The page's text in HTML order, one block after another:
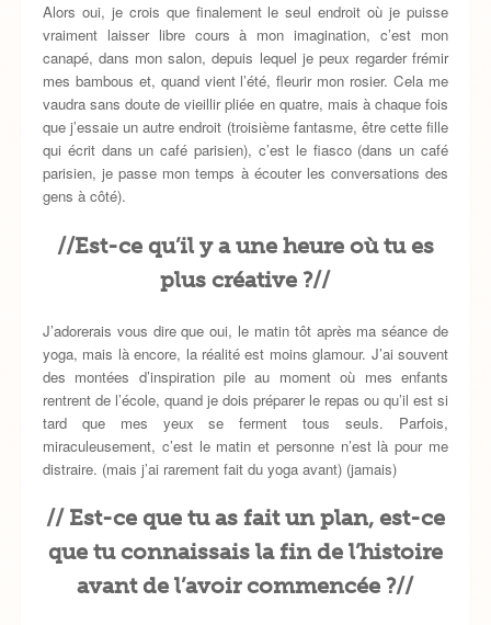
Alors oui, je crois que finalement le seul endroit où je puisse
vraiment laisser libre cours à mon imagination, c’est mon
canapé, dans mon salon, depuis lequel je peux regarder frémir
mes bambous et, quand vient l’été, fleurir mon rosier. Cela me
vaudra sans doute de vieillir pliée en quatre, mais à chaque fois
que j’essaie un autre endroit (troisième fantasme, être cette fille
qui écrit dans un café parisien), c’est le fiasco (dans un café
parisien, je passe mon temps à écouter les conversations des
gens à côté).
//Est-ce qu’il y a une heure où tu es
plus créative ?//
J’adorerais vous dire que oui, le matin tôt après ma séance de
yoga, mais là encore, la réalité est moins glamour. J’ai souvent
des montées d’inspiration pile au moment où mes enfants
rentrent de l’école, quand je dois préparer le repas ou qu’il est si
tard que mes yeux se ferment tous seuls. Parfois,
miraculeusement, c’est le matin et personne n’est là pour me
distraire. (mais j’ai rarement fait du yoga avant) (jamais)
// Est-ce que tu as fait un plan, est-ce
que tu connaissais la fin de l’histoire
avant de l’avoir commencée ?//